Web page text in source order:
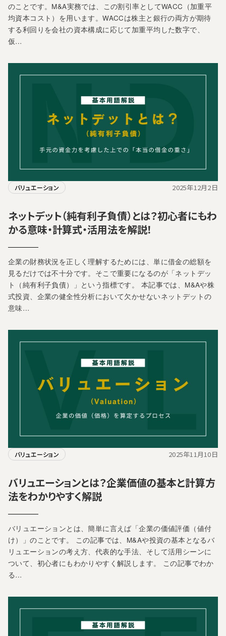
のことです。M&A実務では、この割引率としてWACC（加重平
均資本コスト）を用います。WACCは株主と銀行の両方が期待
する利回りを会社の資本構成に応じて加重平均した数字で、
仮…
バリュエーション 2025年12月2日
ネットデット（純有利子負債）とは？初心者にもわ
かる意味・計算式・活用法を解説！
企業の財務状況を正しく理解するためには、単に借金の総額を
見るだけでは不十分です。そこで重要になるのが「ネットデッ
ト（純有利子負債）」という指標です。 本記事では、M&Aや株
式投資、企業の健全性分析において欠かせないネットデットの
意味…
バリュエーション 2025年11月10日
バリュエーションとは？企業価値の基本と計算方
法をわかりやすく解説
バリュエーションとは、簡単に言えば「企業の価値評価（値付
け）」のことです。 この記事では、M&Aや投資の基本となるバ
リュエーションの考え方、代表的な手法、そして活用シーンに
ついて、初心者にもわかりやすく解説します。 この記事でわか
る…